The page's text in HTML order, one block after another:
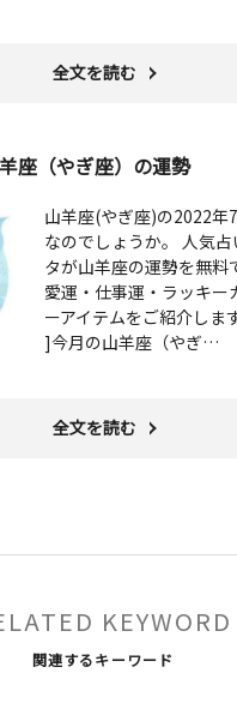
全文を読む
座（やぎ座）の運勢
山羊座(やぎ座)の2022年
なのでしょうか。 人気
タが山羊座の運勢を無料
愛運・仕事運・ラッキー
ーアイテムをご紹介し
]今月の山羊座（やぎ…
全文を読む
KEYWORD
関連するキーワード